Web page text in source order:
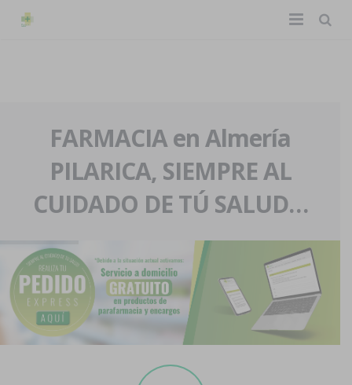
La farmacia
Nuestra historia
Nuestro equipo
Eventos
Servicios y reservas
Pedidos express
Blog
Contacto
Boletín
FARMACIA en Almería
PILARICA, SIEMPRE AL
CUIDADO DE TÚ SALUD…